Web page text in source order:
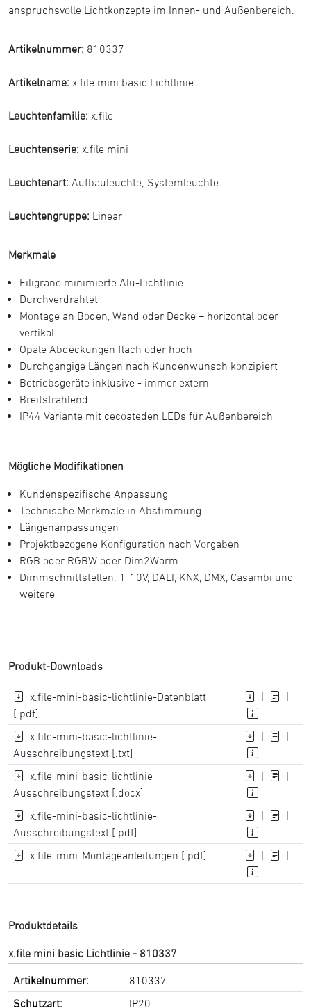
anspruchsvolle Lichtkonzepte im Innen- und Außenbereich.
Artikelnummer: 810337
Artikelname: x.file mini basic Lichtlinie
Leuchtenfamilie: x.file
Leuchtenserie: x.file mini
Leuchtenart: Aufbauleuchte; Systemleuchte
Leuchtengruppe: Linear
Merkmale
Filigrane minimierte Alu-Lichtlinie
Durchverdrahtet
Montage an Boden, Wand oder Decke – horizontal oder
vertikal
Opale Abdeckungen ﬂach oder hoch
Durchgängige Längen nach Kundenwunsch konzipiert
Betriebsgeräte inklusive - immer extern
Breitstrahlend
IP44 Variante mit cecoateden LEDs für Außenbereich
Mögliche Modifikationen
Kundenspezifische Anpassung
Technische Merkmale in Abstimmung
Längenanpassungen
Projektbezogene Konfiguration nach Vorgaben
RGB oder RGBW oder Dim2Warm
Dimmschnittstellen: 1-10V, DALI, KNX, DMX, Casambi und
weitere
Produkt-Downloads
x.file-mini-basic-lichtlinie-Datenblatt
[.pdf]
| |
x.file-mini-basic-lichtlinie-
Ausschreibungstext [.txt]
| |
x.file-mini-basic-lichtlinie-
Ausschreibungstext [.docx]
| |
x.file-mini-basic-lichtlinie-
Ausschreibungstext [.pdf]
| |
x.file-mini-Montageanleitungen [.pdf] | |
Produktdetails
x.file mini basic Lichtlinie - 810337
Artikelnummer:
810337
Schutzart:
IP20